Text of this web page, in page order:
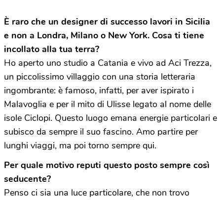
È raro che un designer di successo lavori in Sicilia
e non a Londra, Milano o New York. Cosa ti tiene
incollato alla tua terra?
Ho aperto uno studio a Catania e vivo ad Aci Trezza,
un piccolissimo villaggio con una storia letteraria
ingombrante: è famoso, infatti, per aver ispirato i
Malavoglia e per il mito di Ulisse legato al nome delle
isole Ciclopi. Questo luogo emana energie particolari e
subisco da sempre il suo fascino. Amo partire per
lunghi viaggi, ma poi torno sempre qui.
Per quale motivo reputi questo posto sempre così
seducente?
Penso ci sia una luce particolare, che non trovo